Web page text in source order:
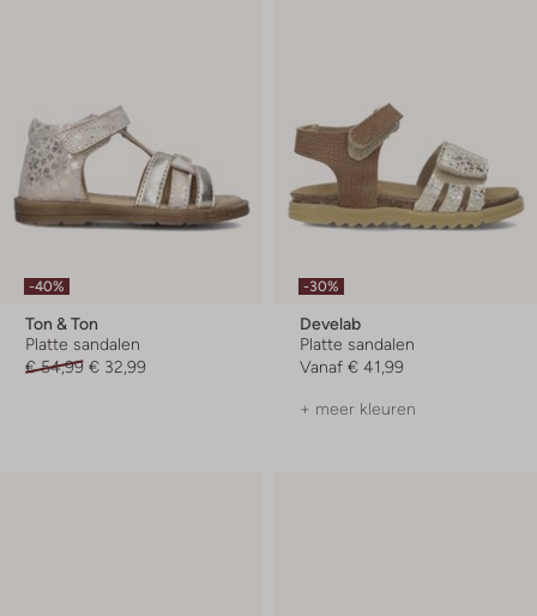
-40%
Ton & Ton
Platte sandalen
€ 54,99 € 32,99
-30%
Develab
Platte sandalen
Vanaf € 41,99
+ meer kleuren